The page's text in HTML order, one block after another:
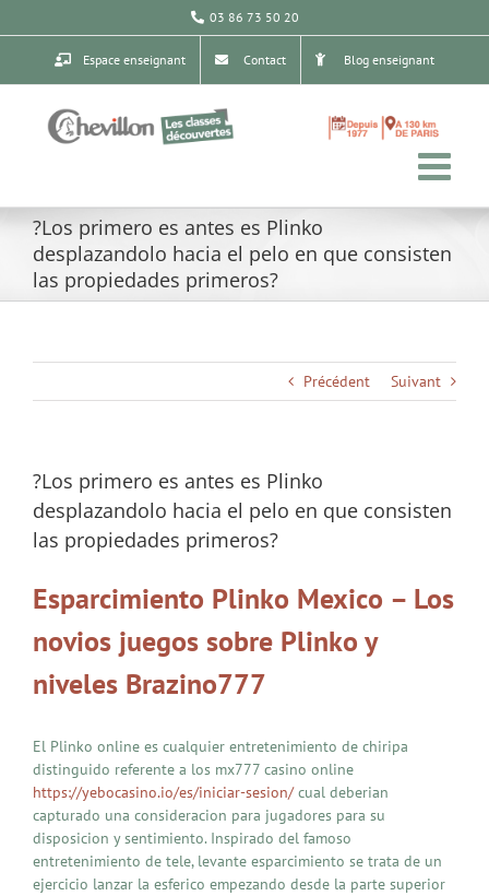
au
03 86 73 50 20
Espace enseignant Contact Blog enseignant
?Los primero es antes es Plinko
desplazandolo hacia el pelo en que consisten
las propiedades primeros?
Précédent Suivant
?Los primero es antes es Plinko
desplazandolo hacia el pelo en que consisten
las propiedades primeros?
Esparcimiento Plinko Mexico – Los
novios juegos sobre Plinko y
niveles Brazino777
El Plinko online es cualquier entretenimiento de chiripa
distinguido referente a los mx777 casino online
https://yebocasino.io/es/iniciar-sesion/cual deberian
capturado una consideracion para jugadores para su
disposicion y sentimiento. Inspirado del famoso
entretenimiento de tele, levante esparcimiento se trata de un
ejercicio lanzar la esferico empezando desde la parte superior